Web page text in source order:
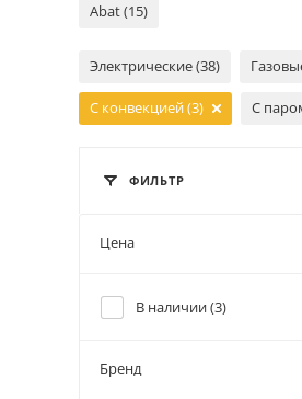
Abat (15)
Электрические (38)
С конвекцией (3) С
ФИЛЬТР
Цена
В наличии (3)
Бренд